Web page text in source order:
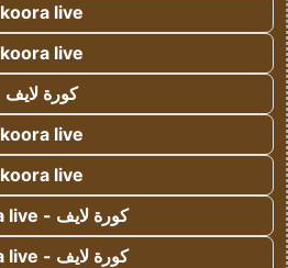
koora live
koora live
كورة لايف
koora live
koora live
كورة لايف - koora live
كورة لايف - koora live